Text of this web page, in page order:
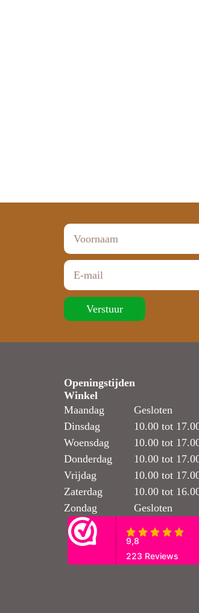
Verstuur
Openingstijden
Winkel
Maandag
Dinsdag
Woensdag
Donderdag
Vrijdag
Zaterdag
Zondag
Gesloten
10.00 tot
10.00 tot
10.00 tot
10.00 tot
10.00 tot
Gesloten